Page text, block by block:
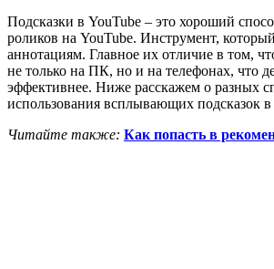
Подсказки в YouTube – это хороший
роликов на YouTube. Инструмент,
аннотациям. Главное их отличие в том,
не только на ПК, но и на телефонах, что
эффективнее. Ниже расскажем о разных
использования всплывающих подсказок в
Читайте также: Как попасть в